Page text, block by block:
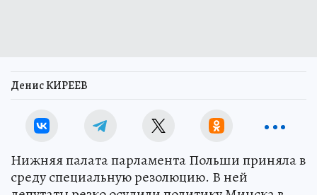
Денис КИРЕЕВ
Нижняя палата парламента Польши приняла в
среду специальную резолюцию. В ней